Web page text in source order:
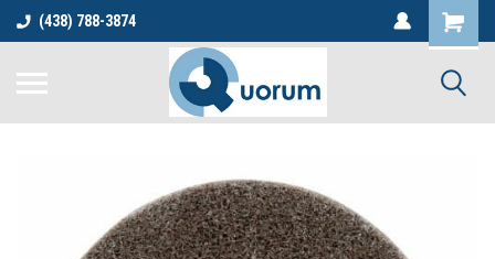
(438) 788-3874